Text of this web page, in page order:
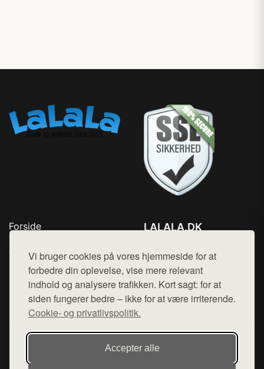
Vi bruger cookies på vores hjemmeside for at
forbedre din oplevelse, vise mere relevant
indhold og analysere trafikken. Kort sagt: for at
siden fungerer bedre – ikke for at være irriterende.
Cookie- og privatlivspolitik.
Accepter alle
Forside
Top Rabatter
Blog
Kontakt
LALALA.DK
Mail: hej@want.dk
Cookie- og privatlivspolitik
Denne side er en del af want.dk, der udgiver en række
hjemmesider med præsentation af forskellige produkter fra